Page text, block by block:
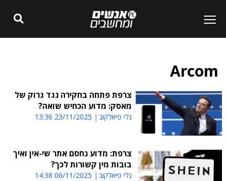
Arcom
צרפת פתחה בחקירה נגד גרוק של
מאסק: מדוע הכחיש שואה?
גלי פיאלקוב 23/11/2025 13:36
צרפת: מדוע נחסם אתר שי-אין ואיך
בובות מין קשורות לכך?
גלי פיאלקוב 06/11/2025 14:38